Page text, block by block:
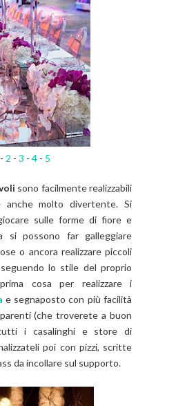
- 2 - 3 - 4 - 5
sono facilmente realizzabili
anche molto divertente. Si
sulle forme di fiore e
si possono far galleggiare
o ancora realizzare piccoli
lo stile del proprio
cosa per realizzare i
e segnaposto con più facilità
(che troverete a buon
i casalinghi e store di
poi con pizzi, scritte
da incollare sul supporto.